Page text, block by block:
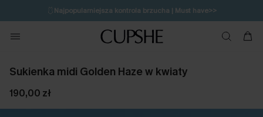
🩱Najpopularniejsza kontrola brzucha | Must have>>
🔥OSTATNIA SZANSA | Do 50% rabatu>>
💌Zapisz się i zyskaj do 20% rabatu>>
Sukienka midi Golden Haze w kwiaty
190,00 zł